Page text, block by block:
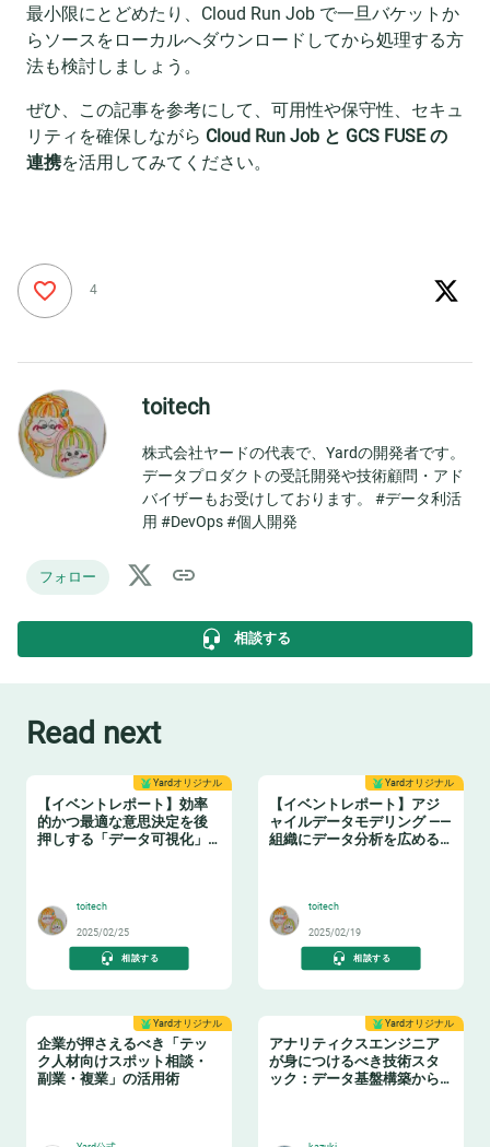
最小限にとどめたり、Cloud Run Job で一旦バケットか
らソースをローカルへダウンロードしてから処理する方
法も検討しましょう。
ぜひ、この記事を参考にして、可用性や保守性、セキュ
リティを確保しながら Cloud Run Job と GCS FUSE の
連携を活用してみてください。
4
toitech
株式会社ヤードの代表で、Yardの開発者です。
データプロダクトの受託開発や技術顧問・アド
バイザーもお受けしております。 #データ利活
用 #DevOps #個人開発
フォロー
相談する
Read next
Yardオリジナル
【イベントレポート】効率
的かつ最適な意思決定を後
押しする「データ可視化」
toitech
2025/02/25
相談する
Yardオリジナル
【イベントレポート】アジ
ャイルデータモデリング ——
組織にデータ分析を広める
toitech
2025/02/19
相談する
Yardオリジナル
企業が押さえるべき「テッ
ク人材向けスポット相談・
副業・複業」の活用術
Yardオリジナル
アナリティクスエンジニア
が身につけるべき技術スタ
ック：データ基盤構築からBI